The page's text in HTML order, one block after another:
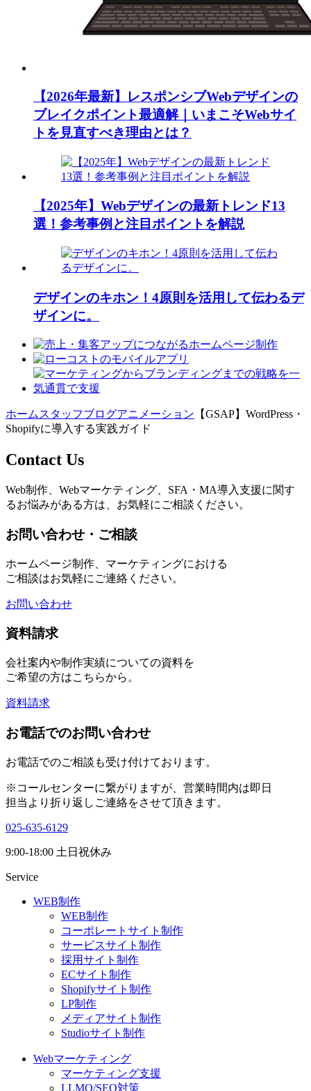
【2026年最新】レスポンシブWebデザインの
ブレイクポイント最適解｜いまこそWebサイ
トを見直すべき理由とは？
【2025年】Webデザインの最新トレンド13
選！参考事例と注目ポイントを解説
デザインのキホン！4原則を活用して伝わるデ
ザインに。
ホームスタッフブログアニメーション 【GSAP】WordPress・
Shopifyに導入する実践ガイド
Contact Us
Web制作、Webマーケティング、SFA・MA導入支援に関す
るお悩みがある方は、お気軽にご相談ください。
お問い合わせ・ご相談
ホームページ制作、マーケティングにおける
ご相談はお気軽にご連絡ください。
お問い合わせ
資料請求
会社案内や制作実績についての資料を
ご希望の方はこちらから。
資料請求
お電話でのお問い合わせ
お電話でのご相談も受け付けております。
※コールセンターに繋がりますが、営業時間内は即日
担当より折り返しご連絡をさせて頂きます。
025-635-6129
9:00-18:00 土日祝休み
Service
WEB制作
WEB制作
コーポレートサイト制作
サービスサイト制作
採用サイト制作
ECサイト制作
Shopifyサイト制作
LP制作
メディアサイト制作
Studioサイト制作
Webマーケティング
マーケティング支援
LLMO/SEO対策